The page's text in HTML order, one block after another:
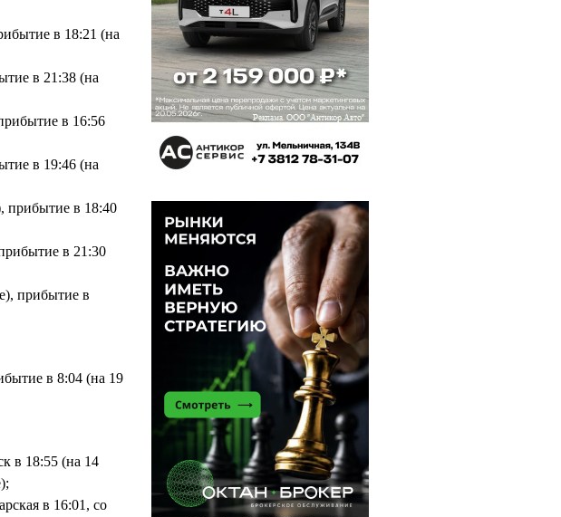
в 18:21 (на
в 21:38 (на
в 16:56
в 19:46 (на
прибытие в 18:40
в 21:30
прибытие в
в 8:04 (на 19
в 18:55 (на 14
в 16:01, со